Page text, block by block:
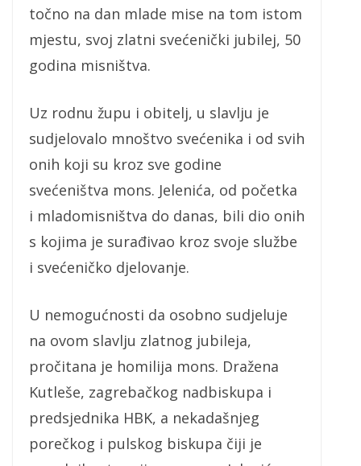
točno na dan mlade mise na tom istom
mjestu, svoj zlatni svećenički jubilej, 50
godina misništva.
Uz rodnu župu i obitelj, u slavlju je
sudjelovalo mnoštvo svećenika i od svih
onih koji su kroz sve godine
svećeništva mons. Jelenića, od početka
i mladomisništva do danas, bili dio onih
s kojima je surađivao kroz svoje službe
i svećeničko djelovanje.
U nemogućnosti da osobno sudjeluje
na ovom slavlju zlatnog jubileja,
pročitana je homilija mons. Dražena
Kutleše, zagrebačkog nadbiskupa i
predsjednika HBK, a nekadašnjeg
porečkog i pulskog biskupa čiji je